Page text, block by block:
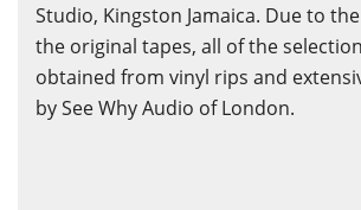
Studio, Kingston Jamaica. Due to
the original tapes, all of the
obtained from vinyl rips and
by See Why Audio of London.